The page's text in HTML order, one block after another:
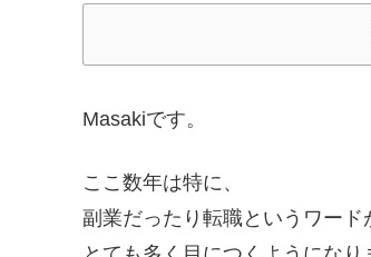
Masakiです。
ここ数年は特に、
副業だったり転職というワード